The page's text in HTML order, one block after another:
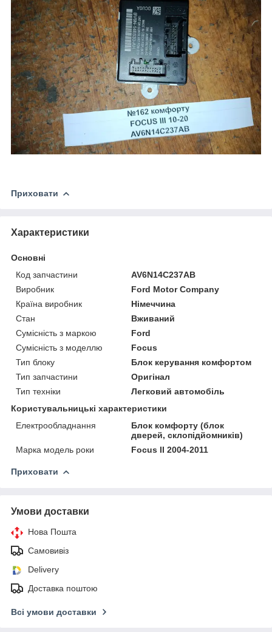
Приховати
Характеристики
Основні
Код запчастини
AV6N14C237AB
Виробник
Ford Motor Company
Країна виробник
Німеччина
Стан
Вживаний
Сумісність з маркою
Ford
Сумісність з моделлю
Focus
Тип блоку
Блок керування комфортом
Тип запчастини
Оригінал
Тип техніки
Легковий автомобіль
Користувальницькі характеристики
Електрообладнання
Блок комфорту (блок
дверей, склопідйомників)
Марка модель роки
Focus II 2004-2011
Приховати
Умови доставки
Нова Пошта
Самовивіз
Delivery
Доставка поштою
Всі умови доставки